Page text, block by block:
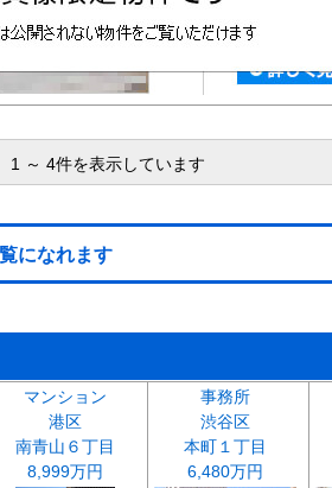
4件を表示しています
になれます
マンション
港区
南青山６丁目
8,999万円
事務所
渋谷区
本町１丁目
6,480万円